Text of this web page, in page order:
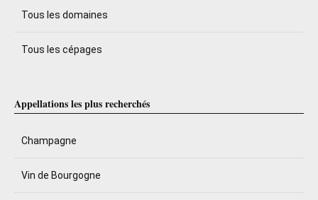
Tous les domaines
Tous les cépages
Appellations les plus recherchés
Champagne
Vin de Bourgogne